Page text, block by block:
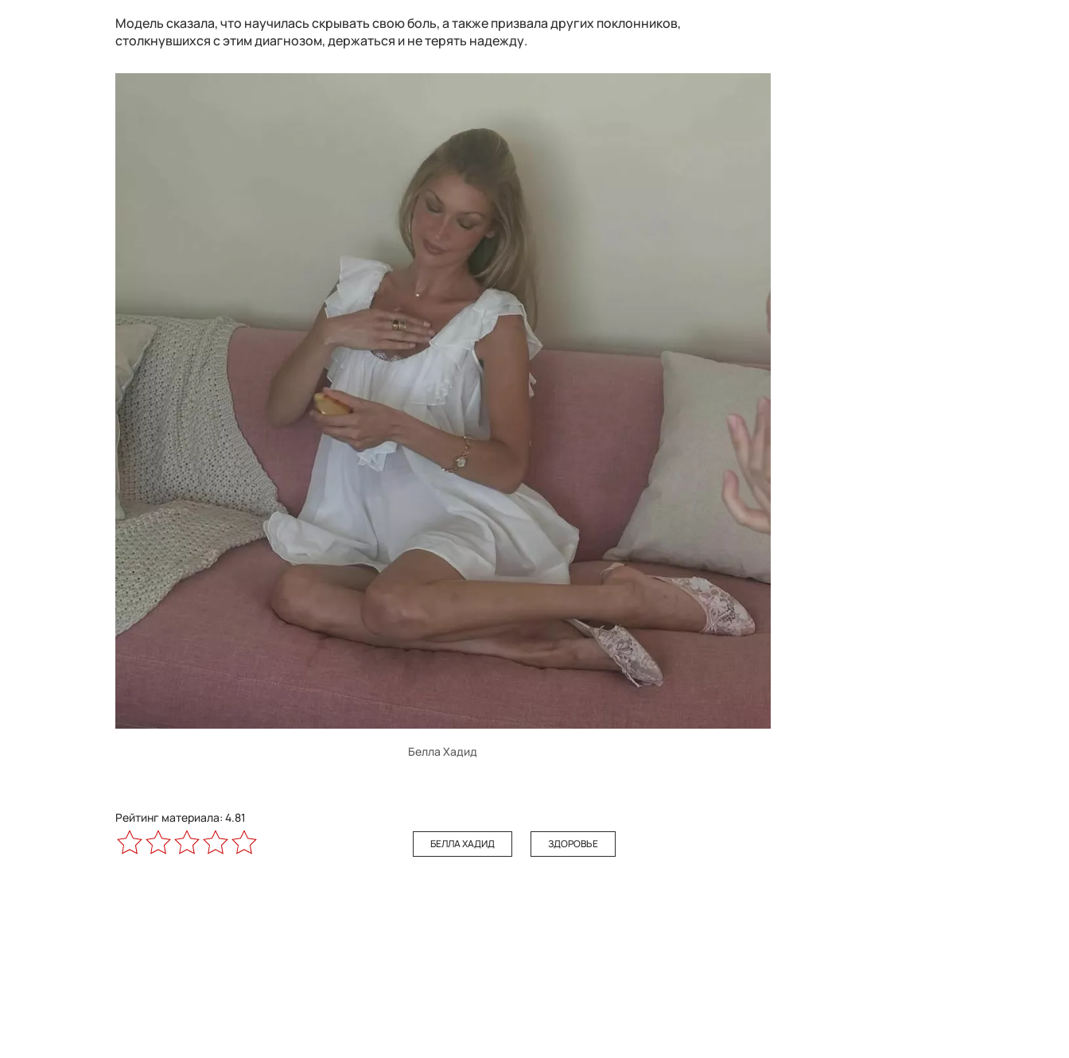
Модель сказала, что научилась скрывать свою боль, а также призвала других поклонников,
столкнувшихся с этим диагнозом, держаться и не терять надежду.
Белла Хадид
Рейтинг материала: 4.81
БЕЛЛА ХАДИД ЗДОРОВЬЕ